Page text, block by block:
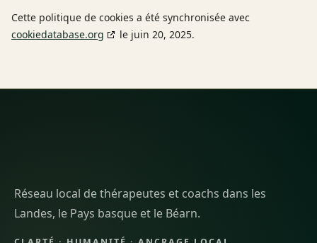
Cette politique de cookies a été synchronisée avec
cookiedatabase.org
le juin 20, 2025.
Réseau local de thérapeutes et coachs dans les
Landes, le Pays basque et le Béarn.